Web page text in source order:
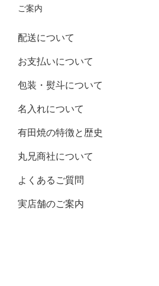
ご案内
配送について
お支払いについて
包装・熨斗について
名入れについて
有田焼の特徴と歴史
丸兄商社について
よくあるご質問
実店舗のご案内